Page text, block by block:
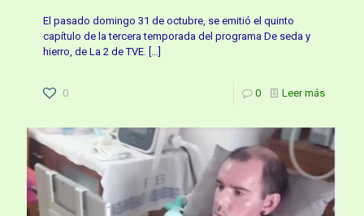
El pasado domingo 31 de octubre, se emitió el quinto
capítulo de la tercera temporada del programa De seda y
hierro, de La 2 de TVE.
0 0 Leer más